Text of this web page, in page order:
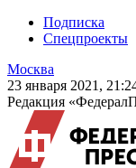
Подписка
Спецпроекты
Москва
23 января 2021,
Редакция